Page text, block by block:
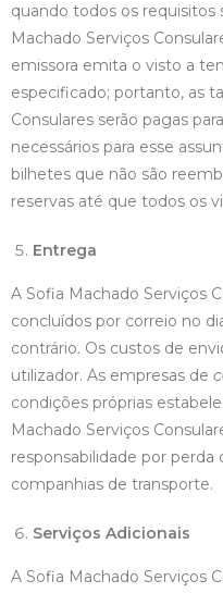
quando todos os requisitos
Machado Serviços
emissora emita o visto a
especificado; portanto, as
Consulares serão pagas
necessários para esse
bilhetes que não são
reservas até que todos os
Entrega
A Sofia Machado Serviços
concluídos por correio no
contrário. Os custos de
utilizador. As empresas de
condições próprias
Machado Serviços
responsabilidade por perda
companhias de transporte.
Serviços Adicionais
A Sofia Machado Serviços